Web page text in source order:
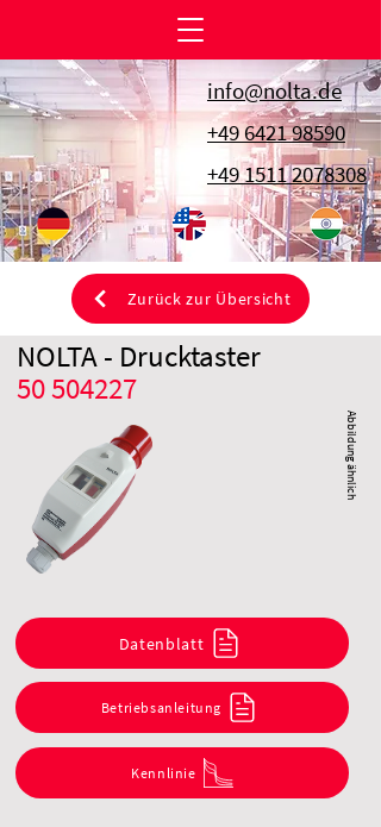
info@nolta.de
+49 6421 98590
+49 1511 2078308
Zurück zur Übersicht
50 504227
NOLTA - Drucktaster
Abbildung ähnlich
Datenblatt
Betriebsanleitung
Kennlinie